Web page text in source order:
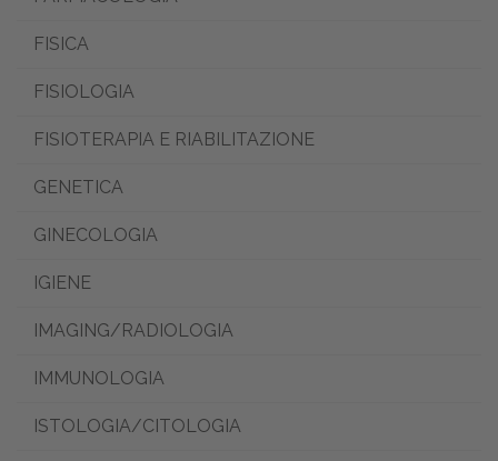
FISICA
FISIOLOGIA
FISIOTERAPIA E RIABILITAZIONE
GENETICA
GINECOLOGIA
IGIENE
IMAGING/RADIOLOGIA
IMMUNOLOGIA
ISTOLOGIA/CITOLOGIA